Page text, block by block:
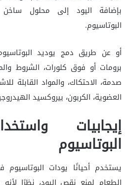
بإضافة اليود إلى محلول
البوتاسيوم.
أو عن طريق دمج يوديد
برومات أو فوق كلورات، الشروط
صدمة، الاحتكاك، والمواد القابلة
العضوية، الكربون، بيروكسيد
إيجابيات
البوتاسيوم
يستخدم أحيانًا يودات